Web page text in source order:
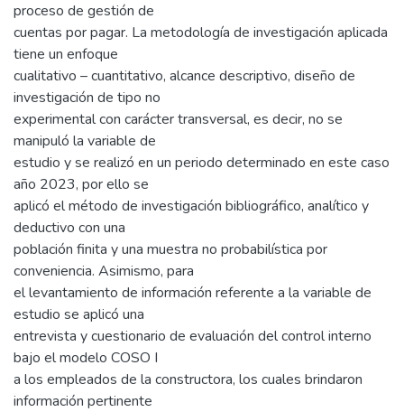
proceso de gestión de
cuentas por pagar. La metodología de investigación aplicada
tiene un enfoque
cualitativo – cuantitativo, alcance descriptivo, diseño de
investigación de tipo no
experimental con carácter transversal, es decir, no se
manipuló la variable de
estudio y se realizó en un periodo determinado en este caso
año 2023, por ello se
aplicó el método de investigación bibliográfico, analítico y
deductivo con una
población finita y una muestra no probabilística por
conveniencia. Asimismo, para
el levantamiento de información referente a la variable de
estudio se aplicó una
entrevista y cuestionario de evaluación del control interno
bajo el modelo COSO I
a los empleados de la constructora, los cuales brindaron
información pertinente